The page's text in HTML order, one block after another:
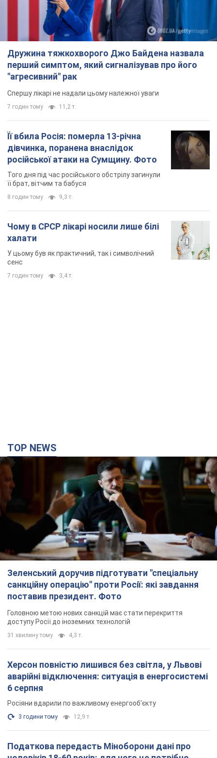
Дружина тяжкохворого Джо Байдена назвала
перший симптом, який сигналізував про його
"агресивний" рак
Спершу лікарі не надали цьому належної уваги
7 годин тому 11,2 т.
Її вбила Росія: померла 13-річна
дівчинка, поранена внаслідок
російської атаки на Сумщину. Фото
Того дня під час російського обстрілу загинули
її брат, вітчим та бабуся
8 годин тому 9,3 т.
Чому в СРСР лікарі носили лише білі
халати
У цьому був як практичний, так і символічний
сенс
7 годин тому 3,4 т.
TOP NEWS
Зеленський доручив підготувати "спеціальну
санкційну операцію" проти Росії: які завдання
поставив президент. Фото
Головною метою нових санкцій має стати перекриття
доступу Росії до іноземних технологій
31 хвилину тому 4,3 т.
Херсон повністю лишився без світла, у Львові
аварійні відключення: ситуація в енергосистемі
6 серпня
Росіяни вдарили по важливому енергооб'єкту
3 години тому 12,9 т.
Податкова передасть Міноборони дані про